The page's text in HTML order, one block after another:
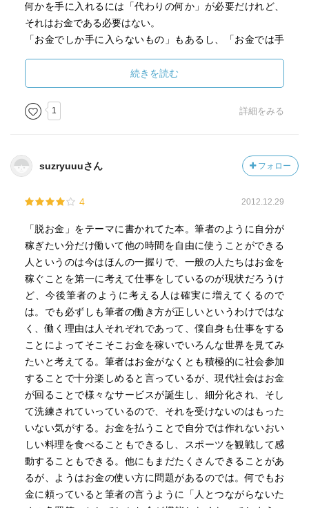
何かを手に入れるには「代わりの何か」が必要だけれど、
それはお金である必要はない。
「お金でしか手に入らないもの」もあるし、「お金では手
そういう状況で、「お金しかない」というのはそれほど良
いものではない。
続きを読む
1 詳細をみる
suzryuuuさん フォロー
4 2012.12.29
「脱お金」をテーマに書かれてた本。筆者のように自分が
稼ぎたい分だけ働いて他の時間を自由に使うことができる
人というのは今はほんの一握りで、一般の人たちはお金を
稼ぐことを第一に考えて仕事をしているのが現状だろうけ
ど、今後筆者のように考える人は確実に増えてくるので
は。でも必ずしも筆者の働き方が正しいというわけではな
く、働く理由は人それぞれであって、僕自身も仕事をする
ことによってそこそこお金を稼いでいろんな世界を見てみ
たいと考えてる。筆者はお金がなくとも積極的に社会参加
することで十分楽しめると言っているが、現代社会はお金
が回ることで様々なサービスが誕生し、細分化され、そし
て洗練されていっているので、それを受けないのはもった
いない気がする。お金を払うことで自分では作れないおい
しい料理を食べることもできるし、スポーツを観戦して感
動することもできる。他にもまだたくさんできることがあ
るが、ようはお金の使い方に問題があるのでは。何でもお
金に頼っていると筆者の言うように「人とつながらないた